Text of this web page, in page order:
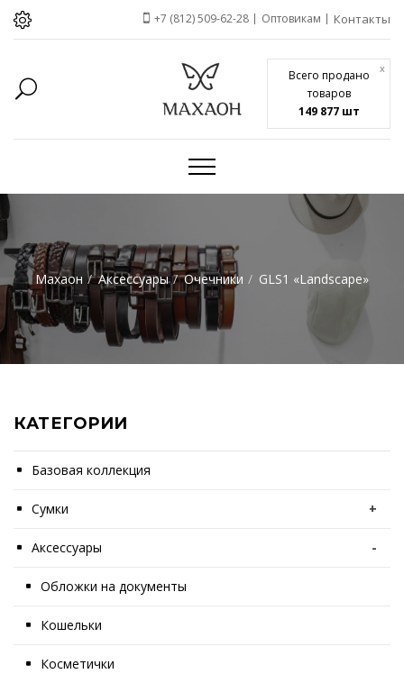
Всего продано
товаров
149 877 шт
x
+7 (812) 509-62-28 Оптовикам Контакты
Махаон Аксессуары Очечники GLS1 «Landscape»
КАТЕГОРИИ
Базовая коллекция
Сумки +
Аксессуары -
Обложки на документы
Кошельки
Косметички